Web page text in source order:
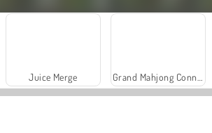
Juice Merge